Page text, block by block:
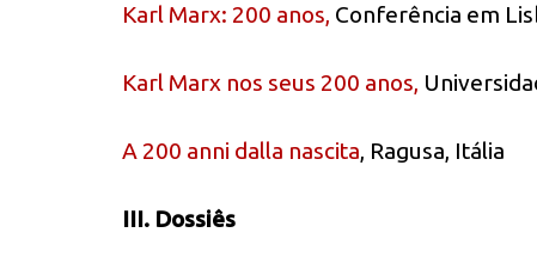
Karl Marx: 200 anos, Conferência em
Karl Marx nos seus 200 anos,
A 200 anni dalla nascita, Ragusa, Itália
III. Dossiês